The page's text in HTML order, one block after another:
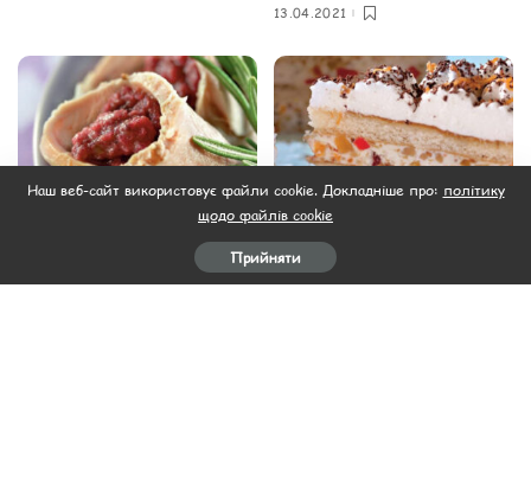
13.04.2021
Конвертики зі свинини З
вишневим соусом
Рецепти на Пасху
Касата
13.04.2021
Наш веб-сайт використовує файли cookie. Докладніше про: політику
щодо файлів cookie
Прийняти